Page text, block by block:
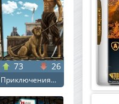
73 26
Приключения...